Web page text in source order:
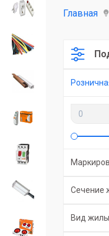
Главная
Сечение
Вид жилы